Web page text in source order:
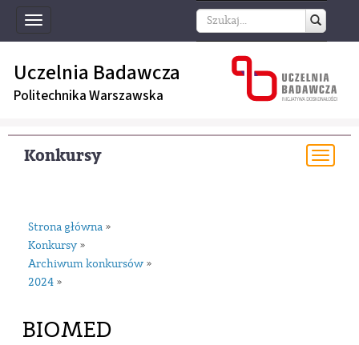
Toggle
navigation
Uczelnia Badawcza
Politechnika Warszawska
Konkursy
Strona główna »
Konkursy »
Archiwum konkursów »
2024 »
BIOMED